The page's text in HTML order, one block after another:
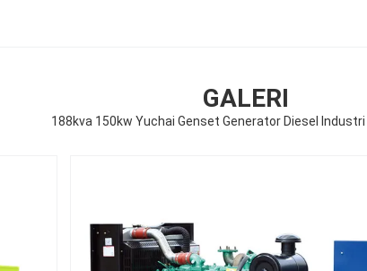
GALERI
188kva 150kw Yuchai Genset Generator Diesel Industri